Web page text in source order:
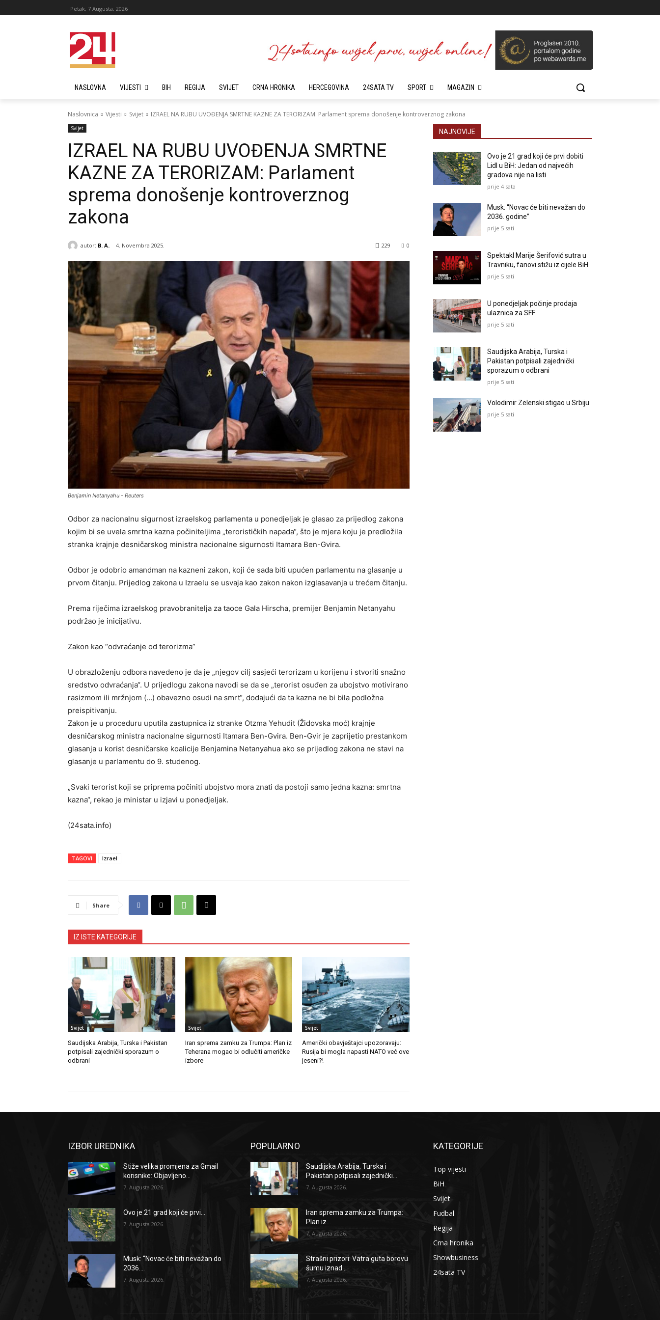
Petak, 7 Augusta, 2026
NASLOVNA VIJESTI BIH REGIJA SVIJET CRNA HRONIKA HERCEGOVINA 24SATA TV SPORT MAGAZIN
Naslovnica Vijesti Svijet IZRAEL NA RUBU UVOĐENJA SMRTNE KAZNE ZA TERORIZAM: Parlament sprema donošenje kontroverznog zakona
Svijet
IZRAEL NA RUBU UVOĐENJA SMRTNE
KAZNE ZA TERORIZAM: Parlament
sprema donošenje kontroverznog
zakona
autor: B. A. 4. Novembra 2025. 0
229
Benjamin Netanyahu - Reuters
Odbor za nacionalnu sigurnost izraelskog parlamenta u ponedjeljak je glasao za prijedlog zakona
kojim bi se uvela smrtna kazna počiniteljima „terorističkih napada“, što je mjera koju je predložila
stranka krajnje desničarskog ministra nacionalne sigurnosti Itamara Ben-Gvira.
Odbor je odobrio amandman na kazneni zakon, koji će sada biti upućen parlamentu na glasanje u
prvom čitanju. Prijedlog zakona u Izraelu se usvaja kao zakon nakon izglasavanja u trećem čitanju.
Prema riječima izraelskog pravobranitelja za taoce Gala Hirscha, premijer Benjamin Netanyahu
podržao je inicijativu.
Zakon kao “odvraćanje od terorizma”
U obrazloženju odbora navedeno je da je „njegov cilj sasjeći terorizam u korijenu i stvoriti snažno
sredstvo odvraćanja“. U prijedlogu zakona navodi se da se „terorist osuđen za ubojstvo motivirano
rasizmom ili mržnjom (…) obavezno osudi na smrt“, dodajući da ta kazna ne bi bila podložna
preispitivanju.
Zakon je u proceduru uputila zastupnica iz stranke Otzma Yehudit (Židovska moć) krajnje
desničarskog ministra nacionalne sigurnosti Itamara Ben-Gvira. Ben-Gvir je zaprijetio prestankom
glasanja u korist desničarske koalicije Benjamina Netanyahua ako se prijedlog zakona ne stavi na
glasanje u parlamentu do 9. studenog.
„Svaki terorist koji se priprema počiniti ubojstvo mora znati da postoji samo jedna kazna: smrtna
kazna“, rekao je ministar u izjavi u ponedjeljak.
(24sata.info)
TAGOVI Izrael
Share
IZ ISTE KATEGORIJE
Svijet
Saudijska Arabija, Turska i Pakistan
potpisali zajednički sporazum o
odbrani
Svijet
Iran sprema zamku za Trumpa: Plan iz
Teherana mogao bi odlučiti američke
izbore
Svijet
Američki obavještajci upozoravaju:
Rusija bi mogla napasti NATO već ove
jeseni?!
NAJNOVIJE
Ovo je 21 grad koji će prvi dobiti
Lidl u BiH: Jedan od najvećih
gradova nije na listi
prije 4 sata
Musk: “Novac će biti nevažan do
2036. godine”
prije 5 sati
Spektakl Marije Šerifović sutra u
Travniku, fanovi stižu iz cijele BiH
prije 5 sati
U ponedjeljak počinje prodaja
ulaznica za SFF
prije 5 sati
Saudijska Arabija, Turska i
Pakistan potpisali zajednički
sporazum o odbrani
prije 5 sati
Volodimir Zelenski stigao u Srbiju
prije 5 sati
IZBOR UREDNIKA
Stiže velika promjena za Gmail
korisnike: Objavljeno...
7. Augusta 2026.
Ovo je 21 grad koji će prvi...
7. Augusta 2026.
Musk: “Novac će biti nevažan do
2036....
7. Augusta 2026.
POPULARNO
Saudijska Arabija, Turska i
Pakistan potpisali zajednički...
7. Augusta 2026.
Iran sprema zamku za Trumpa:
Plan iz...
7. Augusta 2026.
Strašni prizori: Vatra guta borovu
šumu iznad...
7. Augusta 2026.
KATEGORIJE
Top vijesti
BiH
Svijet
Fudbal
Regija
Crna hronika
Showbusiness
24sata TV